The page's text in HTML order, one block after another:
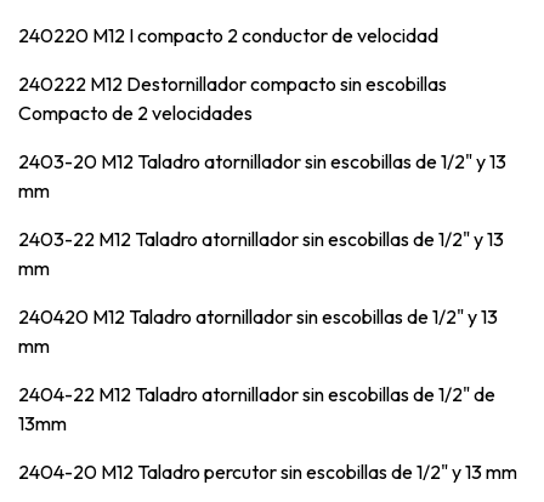
240220 M12 I compacto 2 conductor de velocidad
240222 M12 Destornillador compacto sin escobillas
Compacto de 2 velocidades
2403-20 M12 Taladro atornillador sin escobillas de 1/2" y 13
mm
2403-22 M12 Taladro atornillador sin escobillas de 1/2" y 13
mm
240420 M12 Taladro atornillador sin escobillas de 1/2" y 13
mm
2404-22 M12 Taladro atornillador sin escobillas de 1/2" de
13mm
2404-20 M12 Taladro percutor sin escobillas de 1/2" y 13 mm